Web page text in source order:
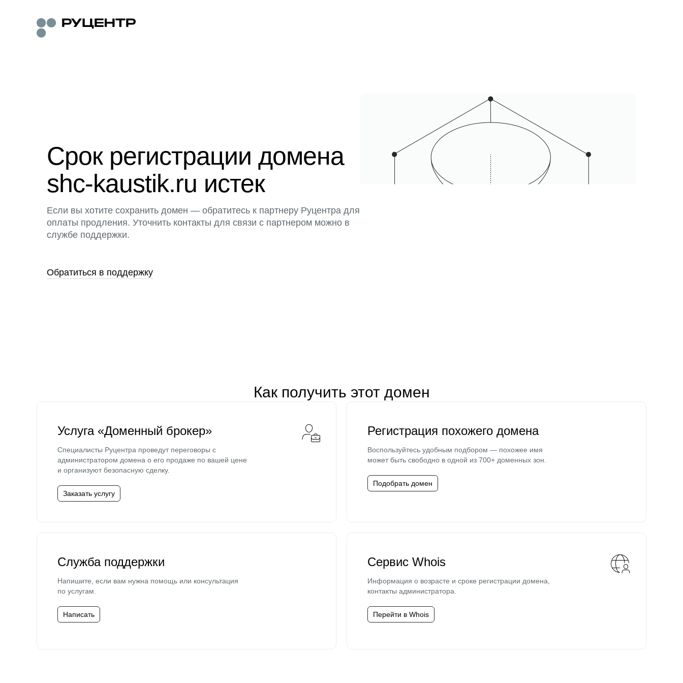
Срок регистрации домена
shc-kaustik.ru истек
Если вы хотите сохранить домен — обратитесь к партнеру Руцентра для
оплаты продления. Уточнить контакты для связи с партнером можно в
службе поддержки.
Обратиться в поддержку
Как получить этот домен
Услуга «Доменный брокер»
Специалисты Руцентра проведут переговоры с
администратором домена о его продаже по вашей цене
и организуют безопасную сделку.
Заказать услугу
Регистрация похожего домена
Воспользуйтесь удобным подбором — похожее имя
может быть свободно в одной из 700+ доменных зон.
Подобрать домен
Служба поддержки
Напишите, если вам нужна помощь или консультация
по услугам.
Написать
Сервис Whois
Информация о возрасте и сроке регистрации домена,
контакты администратора.
Перейти в Whois